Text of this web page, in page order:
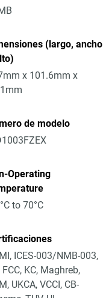
(largo, ancho
x 101.6mm x
de modelo
Operating
to 70°C
ICES-003/NMB-003,
FCC, KC, Maghreb,
UKCA, VCCI, CB-